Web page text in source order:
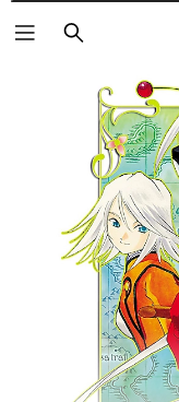
Buscar